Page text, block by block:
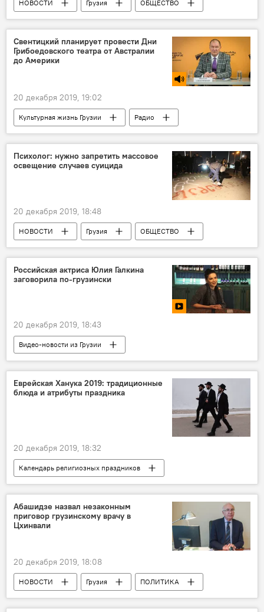
НОВОСТИ Грузия
ОБЩЕСТВО
Цотне Гамсахурдия
операция
Свентицкий планирует провести Дни
Грибоедовского театра от Австралии
до Америки
20 декабря 2019, 19:02
Культурная жизнь Грузии
Радио
КУЛЬТУРА
Грузия
Психолог: нужно запретить массовое
освещение случаев суицида
20 декабря 2019, 18:48
НОВОСТИ Грузия
ОБЩЕСТВО
Психолог
подростки
Доведение до самоубийства
Гибель 15-летнего подростка в Грузии
Российская актриса Юлия Галкина
заговорила по-грузински
20 декабря 2019, 18:43
Видео-новости из Грузии
Культурная жизнь Грузии
Мировая культура
В мире
Видео
Мультимедиа
Грузия
КУЛЬТУРА
Еврейская Ханука 2019: традиционные
блюда и атрибуты праздника
20 декабря 2019, 18:32
Календарь религиозных праздников
Религия
Справки
Религиозный праздник
Церковный праздник
Абашидзе назвал незаконным
приговор грузинскому врачу в
Цхинвали
20 декабря 2019, 18:08
НОВОСТИ Грузия
ПОЛИТИКА
Зураб Абашидзе
СГБ